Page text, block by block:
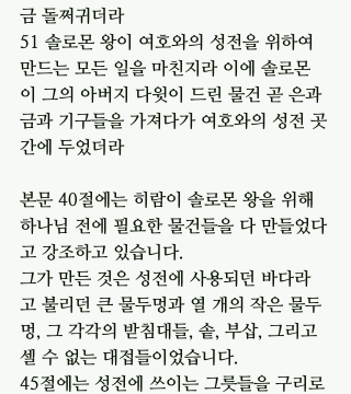
금 돌쩌귀더라
51 솔로몬 왕이 여호와의 성전을 위하여
만드는 모든 일을 마친지라 이에 솔로몬
이 그의 아버지 다윗이 드린 물건 곧 은과
금과 기구들을 가져다가 여호와의 성전 곳
간에 두었더라
본문 40절에는 히람이 솔로몬 왕을 위해
하나님 전에 필요한 물건들을 다 만들었다
고 강조하고 있습니다.
그가 만든 것은 성전에 사용되던 바다라
고 불리던 큰 물두멍과 열 개의 작은 물두
멍, 그 각각의 받침대들, 솥, 부삽, 그리고
셀 수 없는 대접들이었습니다.
45절에는 성전에 쓰이는 그릇들을 구리로